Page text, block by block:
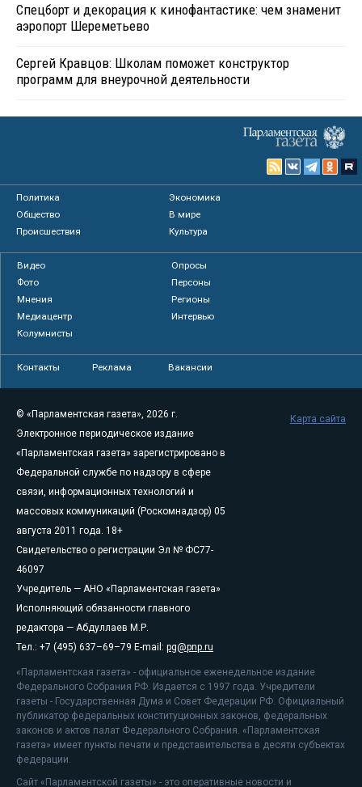
Спецборт и декорация к кинофантастике: чем знаменит
аэропорт Шереметьево
Сергей Кравцов: Школам поможет конструктор
программ для внеурочной деятельности
Политика
Экономика
Общество
В мире
Происшествия
Культура
Видео
Опросы
Фото
Персоны
Мнения
Регионы
Медиацентр
Интервью
Колумнисты
Контакты Реклама Вакансии
© «Парламентская газета», 2026 г.
Электронное периодическое издание
«Парламентская газета» зарегистрировано в
Федеральной службе по надзору в сфере
связи, информационных технологий и
массовых коммуникаций (Роскомнадзор) 05
августа 2011 года. 18+
Свидетельство о регистрации Эл № ФС77-
46097
Учредитель — АНО «Парламентская газета»
Исполняющий обязанности главного
редактора — Абдуллаев М.Р.
Тел.: +7 (495) 637–69–79 E-mail: pg@pnp.ru
«Парламентская газета» - официальное еженедельное издание
Федерального Собрания РФ. Издается с 1997 года. Учредители
газеты - Государственная Дума и Совет Федерации РФ. Официальный
публикатор федеральных конституционных законов, федеральных
законов и актов палат Федерального Собрания. «Парламентская
газета» имеет пункты печати и представительства в десяти субъектах
федерации.
Сайт «Парламентской газеты» - это оперативные новости и
Карта сайта